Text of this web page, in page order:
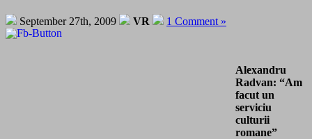
September 27th, 2009 VR 1 Comment »
Alexandru
Radvan: “Am
facut un
serviciu
culturii
romane”